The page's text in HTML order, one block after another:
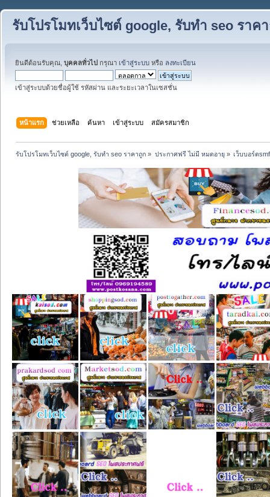
รับโปรโมทเว็บไซต์ google, รับทำ seo ราค
ยินดีต้อนรับคุณ, บุคคลทั่วไป กรุณา เข้าสู่ระบบ หรือ ลงทะเบียน
เข้าสู่ระบบด้วยชื่อผู้ใช้ รหัสผ่าน และระยะเวลาในเซสชั่น
หน้าแรก ช่วยเหลือ ค้นหา เข้าสู่ระบบ สมัครสมาชิก
รับโปรโมทเว็บไซต์ google, รับทำ seo ราคาถูก » ประกาศฟรี ไม่มี หมดอายุ» เว็บบอร์ด